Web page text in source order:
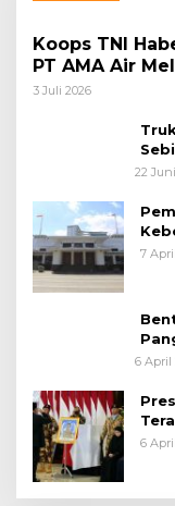
Koops TNI
PT AMA Air
Taktis
3 Juli 2026
22
7
6 April
6